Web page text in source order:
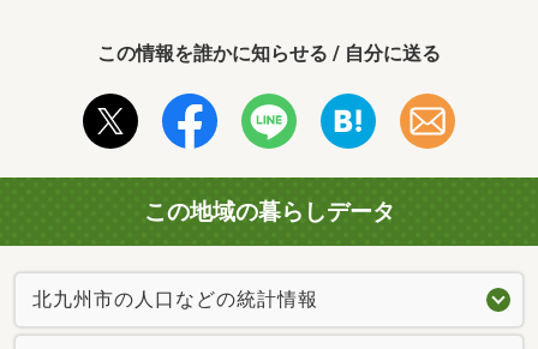
この情報を誰かに知らせる / 自分に送る
この地域の暮らしデータ
北九州市の人口などの統計情報